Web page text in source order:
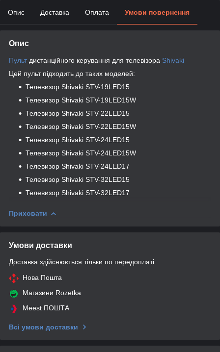
Опис Доставка Оплата Умови повернення
Опис
Пульт дистанційного керування для телевізора Shivaki
Цей пульт підходить до таких моделей:
Телевизор Shivaki STV-19LED15
Телевизор Shivaki STV-19LED15W
Телевизор Shivaki STV-22LED15
Телевизор Shivaki STV-22LED15W
Телевизор Shivaki STV-24LED15
Телевизор Shivaki STV-24LED15W
Телевизор Shivaki STV-24LED17
Телевизор Shivaki STV-32LED15
Телевизор Shivaki STV-32LED17
Приховати
Умови доставки
Доставка здійснюється тільки по передоплаті.
Нова Пошта
Магазини Rozetka
Meest ПОШТА
Всі умови доставки